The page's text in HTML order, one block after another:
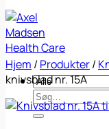
Søg
efter:
Hjem / Produkter/
knivsblad nr. 15A